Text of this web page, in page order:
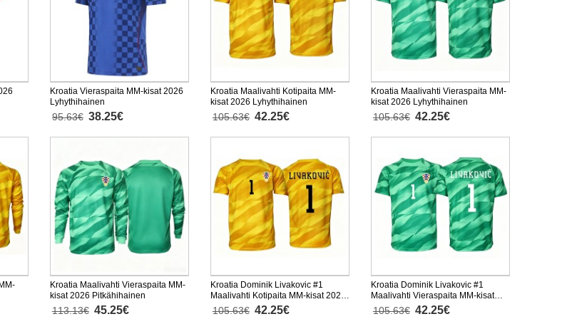
Kroatia Vieraspaita MM-kisat 2026
Lyhythihainen
95.63€ 38.25€
Kroatia Maalivahti Kotipaita MM-
kisat 2026 Lyhythihainen
105.63€ 42.25€
Kroatia Maalivahti Vieraspaita MM-
kisat 2026 Lyhythihainen
105.63€ 42.25€
Kroatia Maalivahti Vieraspaita MM-
kisat 2026 Pitkähihainen
113.13€ 45.25€
Kroatia Dominik Livakovic #1
Maalivahti Kotipaita MM-kisat 2026
Lyhythihainen
105.63€ 42.25€
Kroatia Dominik Livakovic #1
Maalivahti Vieraspaita MM-kisat
2026 Lyhythihainen
105.63€ 42.25€